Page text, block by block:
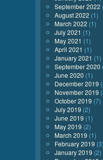
September 2022
August 2022 (1)
March 2022 (1)
July 2021 (1)
May 2021 (1)
April 2021 (1)
January 2021 (1)
September 2020
June 2020 (1)
December 2019
November 2019
October 2019 (7)
July 2019 (2)
June 2019 (1)
May 2019 (2)
March 2019 (1)
February 2019 (3)
January 2019 (2)